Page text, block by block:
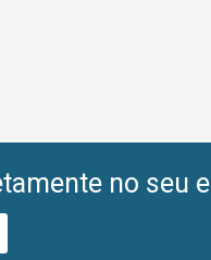
no seu